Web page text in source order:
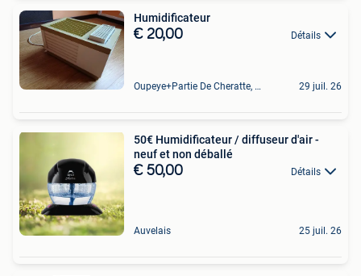
Humidificateur
€ 20,00 Détails
Oupeye+Partie De Cheratte, Herstal Et Wandre 29 juil. 26
50€ Humidificateur / diffuseur d'air -
neuf et non déballé
€ 50,00 Détails
Auvelais 25 juil. 26